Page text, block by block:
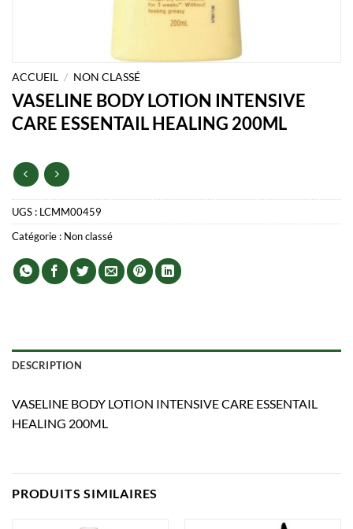
ACCUEIL / NON CLASSÉ
VASELINE BODY LOTION INTENSIVE
CARE ESSENTAIL HEALING 200ML
UGS : LCMM00459
Catégorie : Non classé
DESCRIPTION
VASELINE BODY LOTION INTENSIVE CARE ESSENTAIL
HEALING 200ML
PRODUITS SIMILAIRES